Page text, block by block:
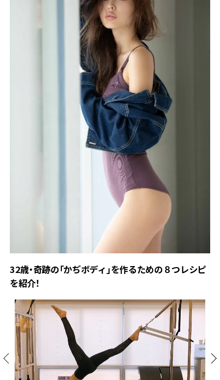
32歳・奇跡の「かぢボディ」を作るための８つレシピ
を紹介！